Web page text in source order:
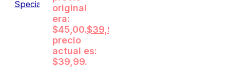
original
era:
$45,00.$39,99
precio
actual es:
$39,99.